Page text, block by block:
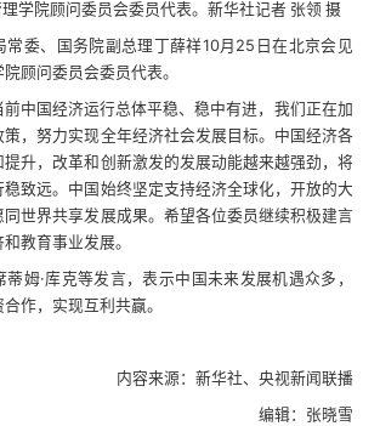
学院顾问委员会委员代表。新华社记者 张领 摄
常委、国务院副总理丁薛祥10月25日在北京会见
顾问委员会委员代表。
中国经济运行总体平稳、稳中有进，我们正在加
，努力实现全年经济社会发展目标。中国经济各
升，改革和创新激发的发展动能越来越强劲，将
致远。中国始终坚定支持经济全球化，开放的大
世界共享发展成果。希望各位委员继续积极建言
教育事业发展。
蒂姆·库克等发言，表示中国未来发展机遇众多，
作，实现互利共赢。
内容来源：新华社、央视新闻联播
编辑：张晓雪